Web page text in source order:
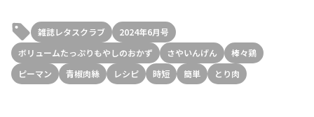
雑誌レタスクラブ
2024年6月号
ボリュームたっぷりもやしのおかず
さやいんげん
棒々鶏
ピーマン
青椒肉絲 レシピ 時短 簡単 とり肉